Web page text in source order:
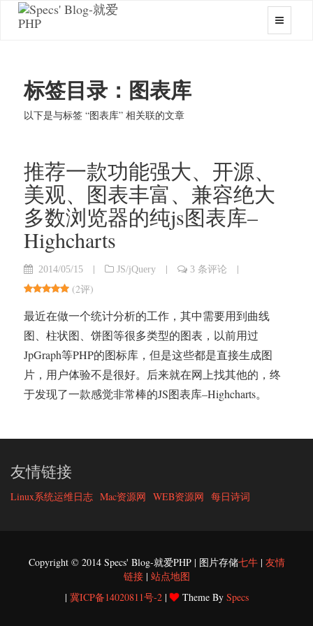
标签目录：图表库
以下是与标签 “图表库” 相关联的文章
推荐一款功能强大、开源、
美观、图表丰富、兼容绝大
多数浏览器的纯js图表库–
Highcharts
2014/05/15 | JS/jQuery | 3 条评论
|
(2评)
最近在做一个统计分析的工作，其中需要用到曲线
图、柱状图、饼图等很多类型的图表，以前用过
JpGraph等PHP的图标库，但是这些都是直接生成图
片，用户体验不是很好。后来就在网上找其他的，终
于发现了一款感觉非常棒的JS图表库–Highcharts。
友情链接
Linux系统运维日志 Mac资源网 WEB资源网 每日诗词
Copyright © 2014 Specs' Blog-就爱PHP | 图片存储七牛| 友情
链接| 站点地图
| 冀ICP备14020811号-2| Theme By Specs